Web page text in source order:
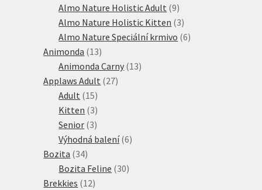
produkt
Almo Nature Holistic Adult 99
produktů
Almo Nature Holistic Kitten 33
produkty
Almo Nature Speciální krmivo 66
Animonda 1313
produktů
Animonda Carny 1313
Applaws Adult 2727
Adult 1515
produktů
Kitten 33
produkty
Senior 33
produkty
Výhodná balení 66
Bozita 3434
produktů
Bozita Feline 3030
Brekkies 1212